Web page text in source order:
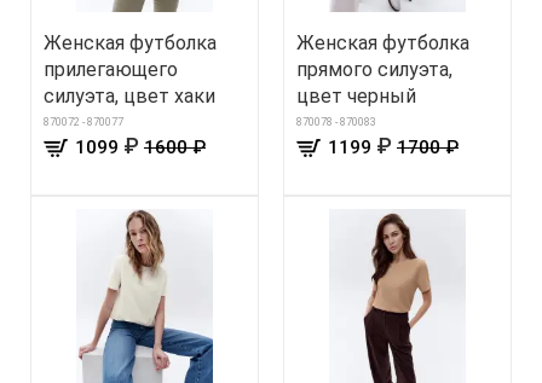
Женская футболка
прилегающего
силуэта, цвет хаки
870072 - 870077
1099 ₽ 1600 ₽
Женская футболка
прямого силуэта,
цвет черный
870078 - 870083
1199 ₽ 1700 ₽